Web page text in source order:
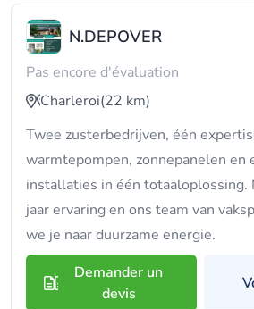
N.DEPOVER
Pas encore d'évaluation
Charleroi(22 km)
Twee zusterbedrijven, één
warmtepompen, zonnepanelen en
installaties in één totaaloplossing.
jaar ervaring en ons team van
we je naar duurzame energie.
Demander un
devis